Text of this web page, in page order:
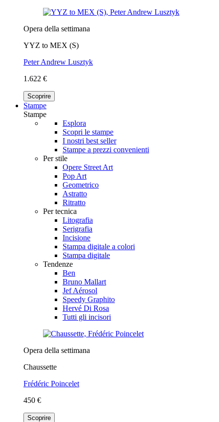
Opera della settimana
YYZ to MEX (S)
Peter Andrew Lusztyk
1.622 €
Scoprire
Stampe
Stampe
Esplora
Scopri le stampe
I nostri best seller
Stampe a prezzi convenienti
Per stile
Opere Street Art
Pop Art
Geometrico
Astratto
Ritratto
Per tecnica
Litografia
Serigrafia
Incisione
Stampa digitale a colori
Stampa digitale
Tendenze
Ben
Bruno Mallart
Jef Aérosol
Speedy Graphito
Hervé Di Rosa
Tutti gli incisori
Opera della settimana
Chaussette
Frédéric Poincelet
450 €
Scoprire